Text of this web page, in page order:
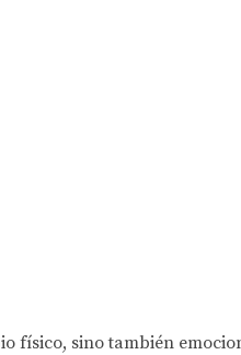
físico, sino también